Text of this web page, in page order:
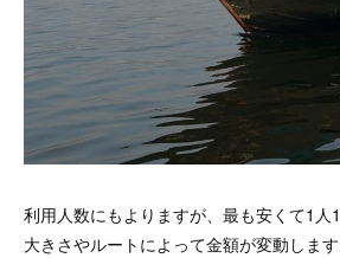
利用人数にもよりますが、最も安くて1
大きさやルートによって金額が変動しま